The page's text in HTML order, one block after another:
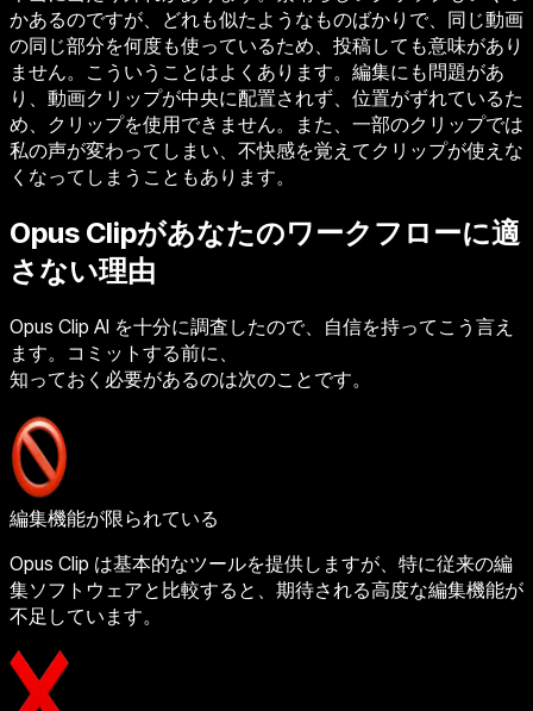
かあるのですが、どれも似たようなものばかりで、同じ動画
の同じ部分を何度も使っているため、投稿しても意味があり
ません。こういうことはよくあります。編集にも問題があ
り、動画クリップが中央に配置されず、位置がずれているた
め、クリップを使用できません。また、一部のクリップでは
私の声が変わってしまい、不快感を覚えてクリップが使えな
くなってしまうこともあります。
Opus Clipがあなたのワークフローに適
さない理由
Opus Clip AI を十分に調査したので、自信を持ってこう言え
ます。コミットする前に、
知っておく必要があるのは次のことです。
編集機能が限られている
Opus Clip は基本的なツールを提供しますが、特に従来の編
集ソフトウェアと比較すると、期待される高度な編集機能が
不足しています。